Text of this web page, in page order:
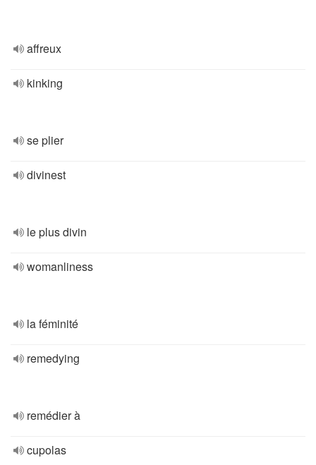
affreux
kinking
se plier
divinest
le plus divin
womanliness
la féminité
remedying
remédier à
cupolas